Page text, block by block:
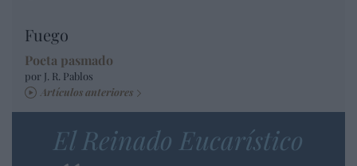
Fuego
Poeta pasmado
por J. R. Pablos
Artículos anteriores
El Reinado Eucarístico